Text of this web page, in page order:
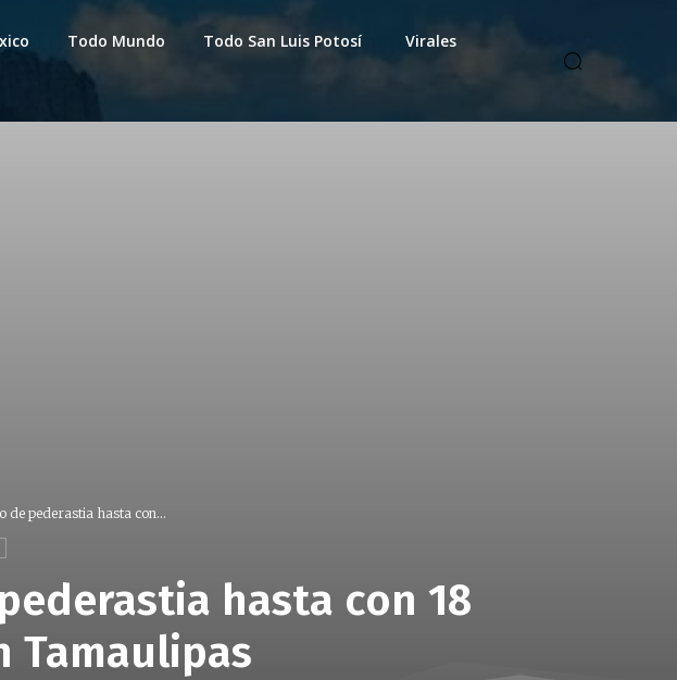
Todo Mundo Todo San Luis Potosí
Virales
de pederastia hasta con...
hasta con 18
Tamaulipas